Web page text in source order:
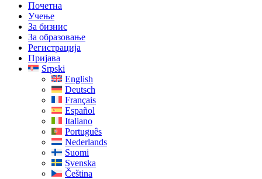
Почетна
Учење
За бизнис
За образовање
Регистрација
Пријава
Srpski
English
Deutsch
Français
Español
Italiano
Português
Nederlands
Suomi
Svenska
Čeština